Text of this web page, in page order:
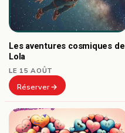
Les aventures cosmiques de
Lola
LE 15 AOÛT
Réserver